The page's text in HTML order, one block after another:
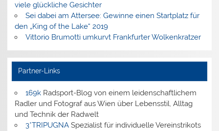
viele glückliche Gesichter
Sei dabei am Attersee: Gewinne einen Startplatz für
den „King of the Lake“ 2019
Vittorio Brumotti umkurvt Frankfurter Wolkenkratzer
Partner-Links
169kRadsport-Blog von einem leidenschaftlichem
Radler und Fotograf aus Wien über Lebensstil, Alltag
und Technik der Radwelt
3*TRIPUGNASpezialist für individuelle Vereinstrikots